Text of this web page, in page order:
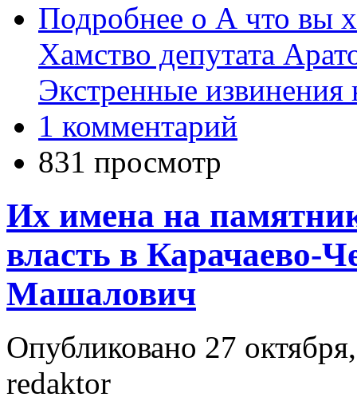
Подробнее о А что вы
Хамство депутата
Экстренные извинения
1 комментарий
831 просмотр
Их имена на
власть в Карачаево-
Машалович
Опубликовано 27
redaktor